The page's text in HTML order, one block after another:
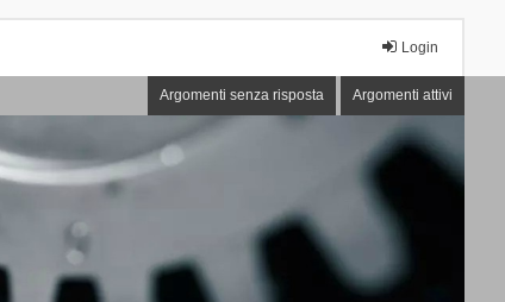
Login
Argomenti senza risposta Argomenti attivi